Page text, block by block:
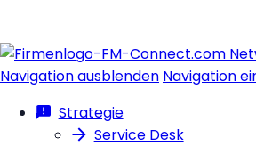
Navigation ausblenden Navigation
Strategie
Service Desk